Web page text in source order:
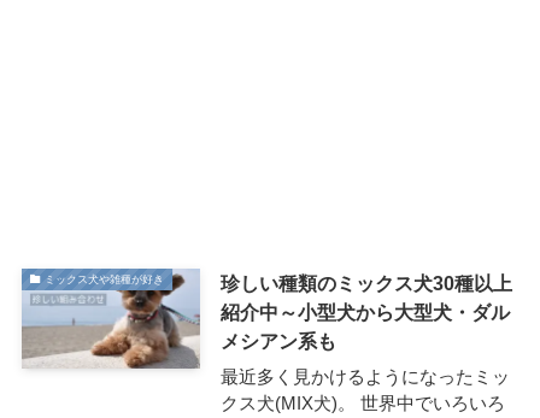
ミックス犬や雑種が好き
珍しい種類のミックス犬30種以上
紹介中～小型犬から大型犬・ダル
メシアン系も
最近多く見かけるようになったミッ
クス犬(MIX犬)。 世界中でいろいろ